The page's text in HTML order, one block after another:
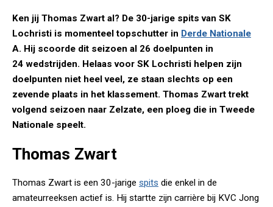
Ken jij Thomas Zwart al? De 30-jarige spits van SK
Lochristi is momenteel topschutter in Derde Nationale
A. Hij scoorde dit seizoen al 26 doelpunten in
24 wedstrijden. Helaas voor SK Lochristi helpen zijn
doelpunten niet heel veel, ze staan slechts op een
zevende plaats in het klassement. Thomas Zwart trekt
volgend seizoen naar Zelzate, een ploeg die in Tweede
Nationale speelt.
Thomas Zwart
Thomas Zwart is een 30-jarige spits die enkel in de
amateurreeksen actief is. Hij startte zijn carrière bij KVC Jong